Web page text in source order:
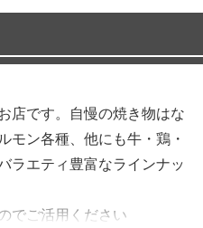
店です。自慢の焼き物はな
モン各種、他にも牛・鶏・
ラエティ豊富なラインナッ
でご活用ください